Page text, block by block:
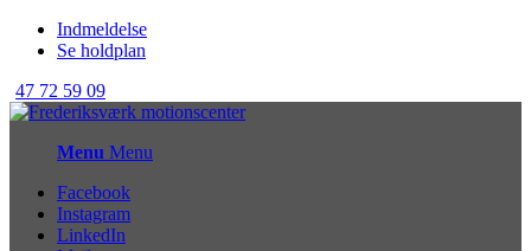
Indmeldelse
Se holdplan
47 72 59 09
Menu Menu
Facebook
Instagram
LinkedIn